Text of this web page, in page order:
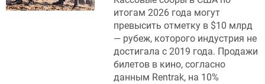
итогам 2026 года могут
превысить отметку в $10 млрд
— рубеж, которого индустрия не
достигала с 2019 года. Продажи
билетов в кино, согласно
данным Rentrak, на 10%